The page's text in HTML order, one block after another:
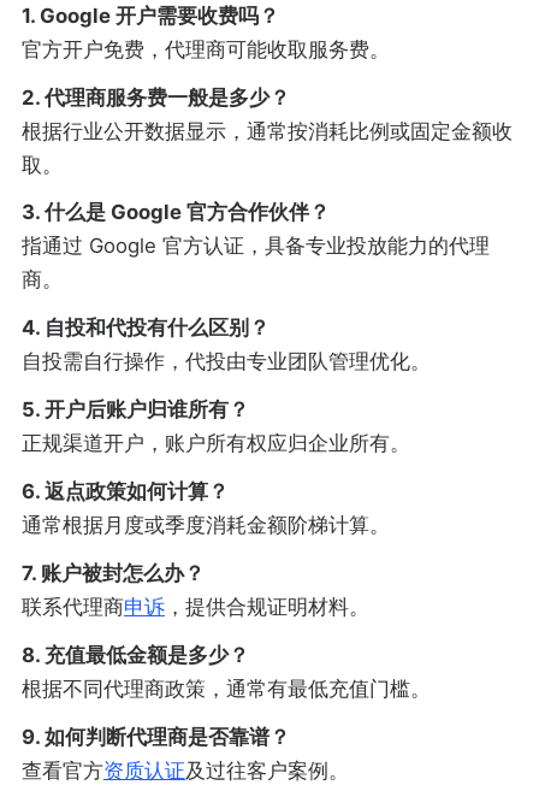
1. Google 开户需要收费吗？
官方开户免费，代理商可能收取服务费。
2. 代理商服务费一般是多少？
根据行业公开数据显示，通常按消耗比例或固定金额收
取。
3. 什么是 Google 官方合作伙伴？
指通过 Google 官方认证，具备专业投放能力的代理
商。
4. 自投和代投有什么区别？
自投需自行操作，代投由专业团队管理优化。
5. 开户后账户归谁所有？
正规渠道开户，账户所有权应归企业所有。
6. 返点政策如何计算？
通常根据月度或季度消耗金额阶梯计算。
7. 账户被封怎么办？
联系代理商申诉，提供合规证明材料。
8. 充值最低金额是多少？
根据不同代理商政策，通常有最低充值门槛。
9. 如何判断代理商是否靠谱？
查看官方资质认证及过往客户案例。